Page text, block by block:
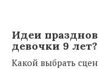
Идеи
девочки 9 лет?
Какой выбрать